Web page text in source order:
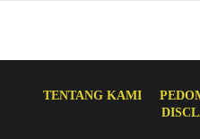
TENTANG KAMI